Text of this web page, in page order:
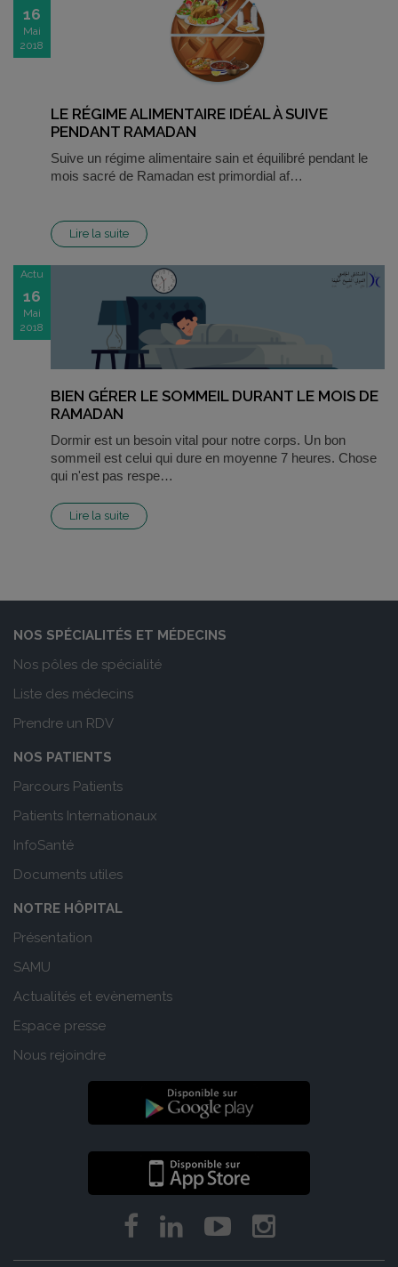
16
Mai
2018
LE RÉGIME ALIMENTAIRE IDÉAL À SUIVE
PENDANT RAMADAN
Suive un régime alimentaire sain et équilibré pendant le
mois sacré de Ramadan est primordial af…
Lire la suite
Actu
16
Mai
2018
BIEN GÉRER LE SOMMEIL DURANT LE MOIS DE
RAMADAN
Dormir est un besoin vital pour notre corps. Un bon
sommeil est celui qui dure en moyenne 7 heures. Chose
qui n'est pas respe…
Lire la suite
NOS SPÉCIALITÉS ET MÉDECINS
Nos pôles de spécialité
Liste des médecins
Prendre un RDV
NOS PATIENTS
Parcours Patients
Patients Internationaux
InfoSanté
Documents utiles
NOTRE HÔPITAL
Présentation
SAMU
Actualités et evènements
Espace presse
Nous rejoindre